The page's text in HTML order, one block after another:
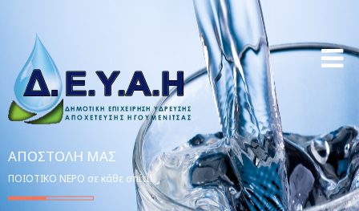
ΑΠΟΣΤΟΛΉ ΜΑΣ
ΠΟΙΟΤΙΚΟ ΝΕΡΟ σε κάθε σπίτι!